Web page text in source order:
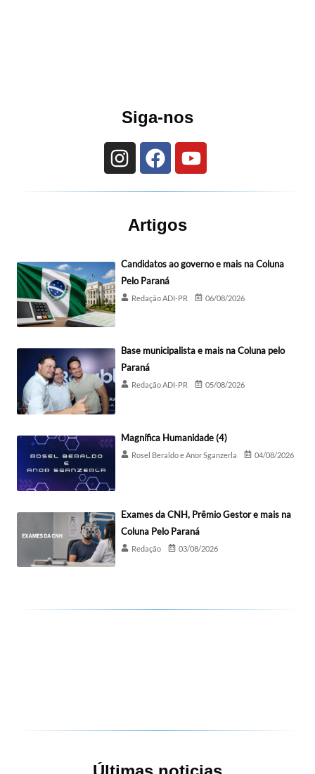
Siga-nos
Artigos
Candidatos ao governo e mais na Coluna
Pelo Paraná
Redação ADI-PR 06/08/2026
Base municipalista e mais na Coluna pelo
Paraná
Redação ADI-PR 05/08/2026
Magnífica Humanidade (4)
Rosel Beraldo e Anor Sganzerla 04/08/2026
Exames da CNH, Prêmio Gestor e mais na
Coluna Pelo Paraná
Redação 03/08/2026